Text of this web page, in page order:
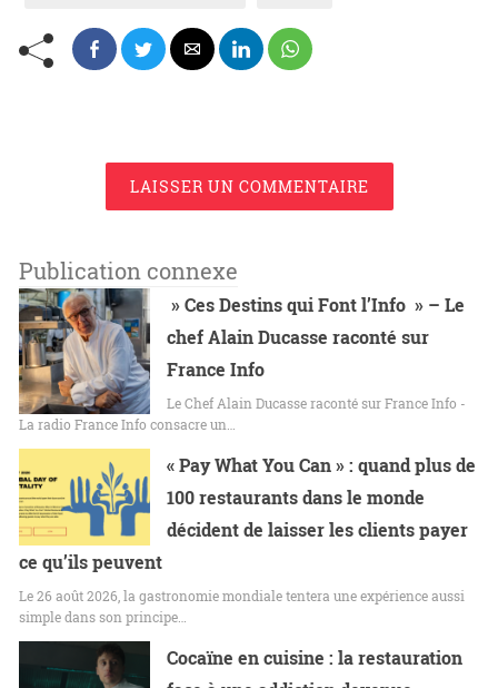
LAISSER UN COMMENTAIRE
Publication connexe
» Ces Destins qui Font l’Info » – Le
chef Alain Ducasse raconté sur
France Info
Le Chef Alain Ducasse raconté sur France Info -
La radio France Info consacre un…
« Pay What You Can » : quand plus de
100 restaurants dans le monde
décident de laisser les clients payer
ce qu’ils peuvent
Le 26 août 2026, la gastronomie mondiale tentera une expérience aussi
simple dans son principe…
Cocaïne en cuisine : la restauration